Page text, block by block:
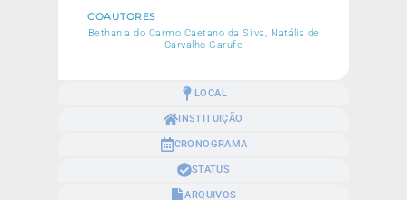
LOCAL
INSTITUIÇÃO
CRONOGRAMA
STATUS
ARQUIVOS
COAUTORES
Bethania do Carmo Caetano da Silva, Natália de
Carvalho Garufe